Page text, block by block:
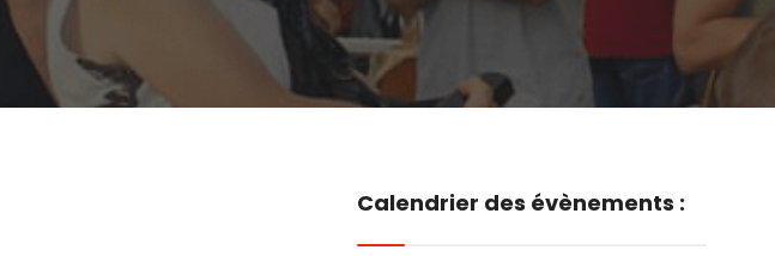
Calendrier des évènements :